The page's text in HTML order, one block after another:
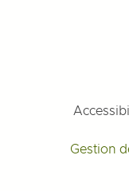
Gestion